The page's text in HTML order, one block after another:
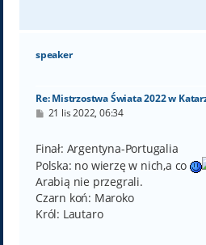
speaker
Re: Mistrzostwa Świata 2022 w
P
t
21 lis 2022, 06:34
Finał: Argentyna-Portugalia
Polska: no wierzę w nich,a co
Arabią nie przegrali.
Czarn koń: Maroko
Król: Lautaro